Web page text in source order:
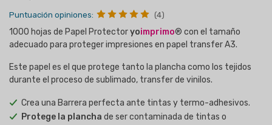
Puntuación opiniones: (4)
1000 hojas de Papel Protectoryoimprimo® con el tamaño
adecuado para proteger impresiones en papel transfer A3.
Este papel es el que protege tanto la plancha como los tejidos
durante el proceso de sublimado, transfer de vinilos.
Crea una Barrera perfecta ante tintas y termo-adhesivos.
Protege la plancha de ser contaminada de tintas o